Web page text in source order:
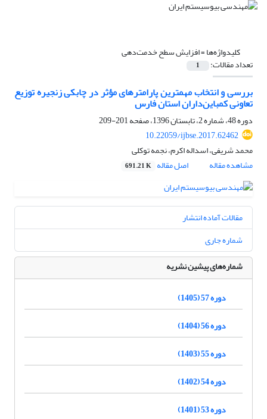
کلیدواژه‌ها =افزایش سطح خدمت‌دهی
تعداد مقالات: 1
بررسی و انتخاب مهمترین پارامترهای مؤثر در چابکی زنجیره توزیع
تعاونی کمباین‌داران استان فارس
دوره 48، شماره 2، تابستان 1396، صفحه
201-209
10.22059/ijbse.2017.62462
محمد شریفی، اسداله اکرم، نجمه توکلی
مشاهده مقاله
اصل مقاله 691.21 K
مقالات آماده انتشار
شماره جاری
شماره‌های پیشین نشریه
دوره 57 (1405)
دوره 56 (1404)
دوره 55 (1403)
دوره 54 (1402)
دوره 53 (1401)